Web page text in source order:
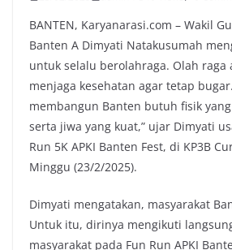
BANTEN, Karyanarasi.com – Wakil
Banten A Dimyati Natakusumah
untuk selalu berolahraga. Olah raga
menjaga kesehatan agar tetap
membangun Banten butuh fisik
serta jiwa yang kuat,” ujar Dimyati
Run 5K APKI Banten Fest, di KP3B
Minggu (23/2/2025).
Dimyati mengatakan, masyarakat
Untuk itu, dirinya mengikuti
masyarakat pada Fun Run APKI